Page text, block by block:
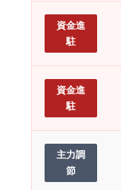
資金進
駐
資金進
駐
主力調
節